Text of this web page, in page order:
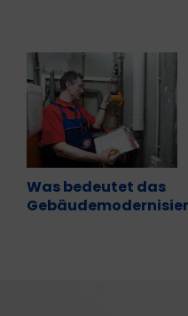
Was bedeutet das